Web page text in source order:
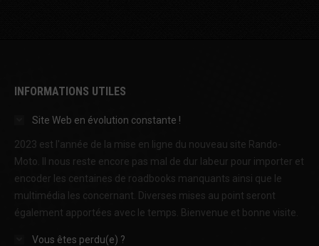
INFORMATIONS UTILES
Site Web en évolution constante !
2023 est l'année de la mise en ligne du nouveau site Rando-
Moto. Il nous reste encore pas mal de dur labeur pour importer et
encoder les centaines de roadbooks manquants ainsi que le
multimédia les concernant. Diverses mises au point seront
également apportées avec le temps. Bienvenue et bonne visite.
Vous êtes perdu(e) ?